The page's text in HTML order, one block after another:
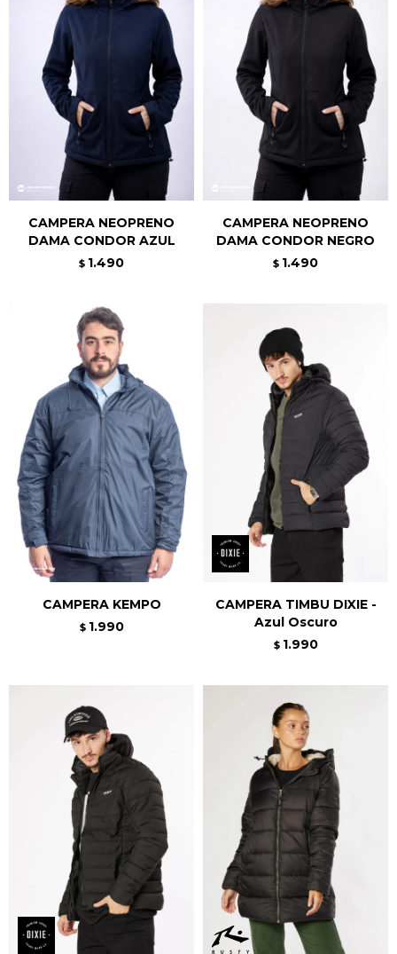
CAMPERA NEOPRENO
DAMA CONDOR AZUL
$ 1.490
CAMPERA NEOPRENO
DAMA CONDOR NEGRO
$ 1.490
CAMPERA KEMPO
$ 1.990
CAMPERA TIMBU DIXIE -
Azul Oscuro
$ 1.990